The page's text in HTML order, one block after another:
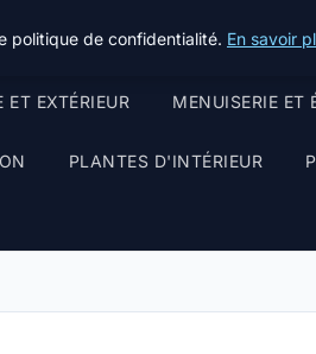
ET EXTÉRIEUR MENUISERIE ET
PLANTES D'INTÉRIEUR
politique de confidentialité. En savoir